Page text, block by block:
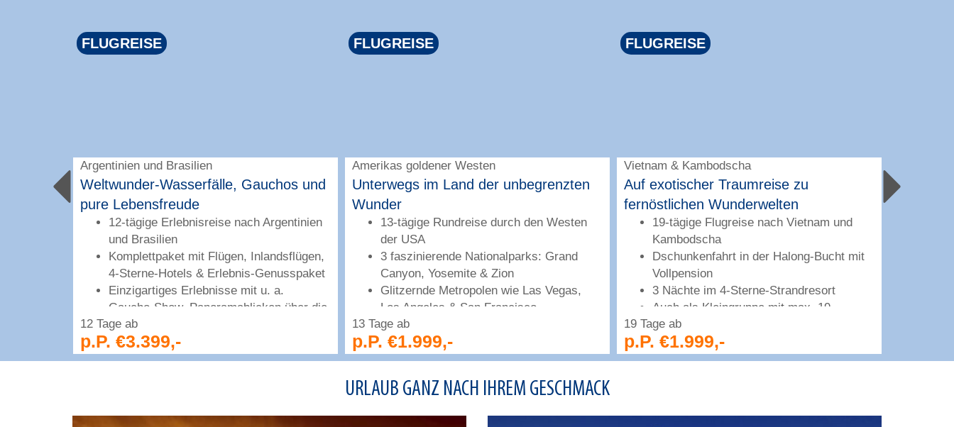
FLUGREISE
Argentinien und Brasilien
Weltwunder-Wasserfälle, Gauchos und
pure Lebensfreude
12-tägige Erlebnisreise nach Argentinien
und Brasilien
Komplettpaket mit Flügen, Inlandsflügen,
4-Sterne-Hotels & Erlebnis-Genusspaket
Einzigartiges Erlebnisse mit u. a.
Gaucho-Show, Panoramablicken über die
Iguazú-Wasserfälle & Seilbahnfahrt auf
den Zuckerhut
12 Tage ab
p.P. €3.399,-
FLUGREISE
Amerikas goldener Westen
Unterwegs im Land der unbegrenzten
Wunder
13-tägige Rundreise durch den Westen
der USA
3 faszinierende Nationalparks: Grand
Canyon, Yosemite & Zion
Glitzernde Metropolen wie Las Vegas,
Los Angeles & San Francisco
13 Tage ab
p.P. €1.999,-
FLUGREISE
Vietnam & Kambodscha
Auf exotischer Traumreise zu
fernöstlichen Wunderwelten
19-tägige Flugreise nach Vietnam und
Kambodscha
Dschunkenfahrt in der ­Halong-Bucht mit
Vollpension
3 Nächte im 4-Sterne-­Strandresort
Auch als Kleingruppe mit max. 19
Personen buchbar
19 Tage ab
p.P. €1.999,-
Den
URLAUB GANZ NACH IHREM GESCHMACK